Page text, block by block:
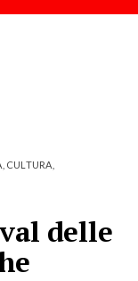
CULTURA
delle